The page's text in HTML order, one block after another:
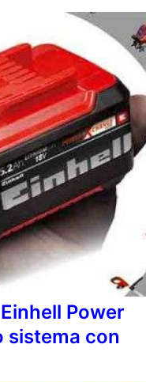
Einhell Power
sistema con